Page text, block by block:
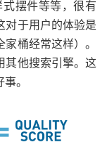
摆件等等，很有
对于用户的体验是
桶经常这样）。
其他搜索引擎。这
。